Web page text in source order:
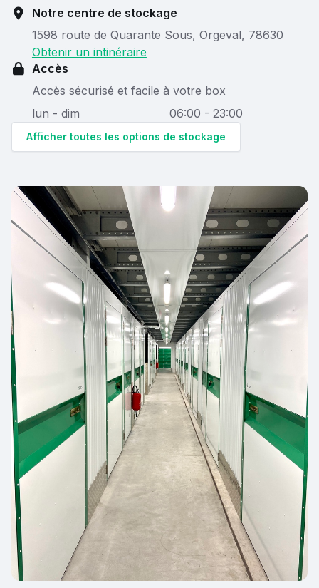
Notre centre de stockage
1598 route de Quarante Sous, Orgeval, 78630
Obtenir un intinéraire
Accès
Accès sécurisé et facile à votre box
lun - dim
06:00 - 23:00
Afficher toutes les options de stockage